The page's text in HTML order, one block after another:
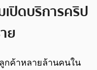
เปิดบริการคริป
ย
ลูกค้าหลายล้านคนใน